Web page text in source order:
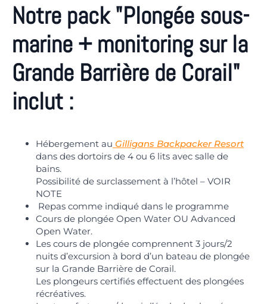
Notre pack "Plongée sous-
marine + monitoring sur la
Grande Barrière de Corail"
inclut :
Hébergement au Gilligans Backpacker Resort
dans des dortoirs de 4 ou 6 lits avec salle de
bains.
Possibilité de surclassement à l’hôtel – VOIR
NOTE
Repas comme indiqué dans le programme
Cours de plongée Open Water OU Advanced
Open Water.
Les cours de plongée comprennent 3 jours/2
nuits d’excursion à bord d’un bateau de plongée
sur la Grande Barrière de Corail.
Les plongeurs certifiés effectuent des plongées
récréatives.